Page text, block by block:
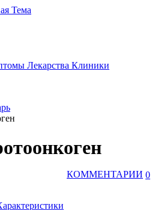
Лекарства Клиники
КОММЕНТАРИИ 0